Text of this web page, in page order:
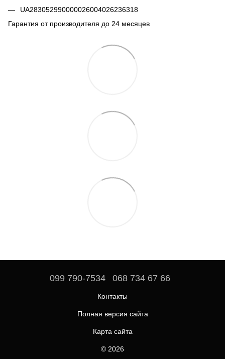
UA283052990000026004026236318
Гарантия от производителя до 24 месяцев
099 790-7534 068 734 67 66
Контакты
Полная версия сайта
Карта сайта
© 2026